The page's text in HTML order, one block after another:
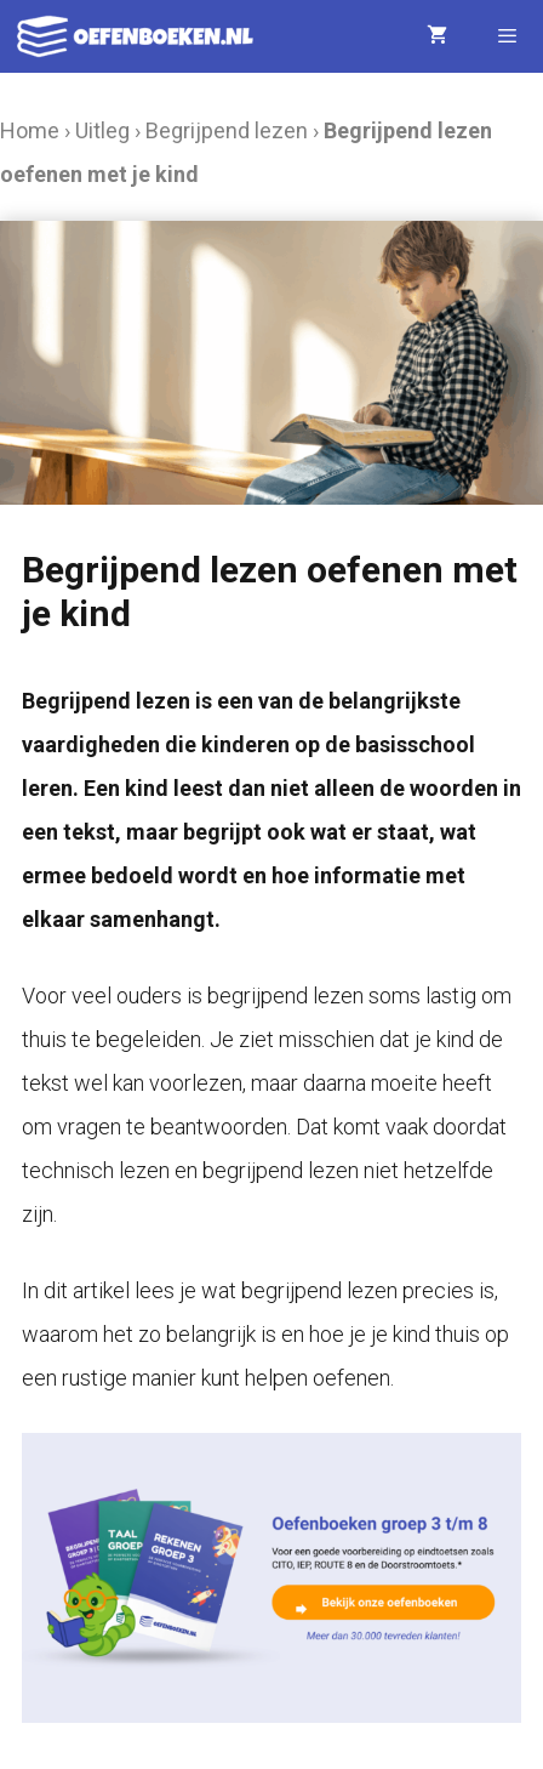
Ga
naar
Home › Uitleg › Begrijpend lezen › Begrijpend lezen
oefenen met je kind
Begrijpend lezen oefenen met
je kind
Begrijpend lezen is een van de belangrijkste
vaardigheden die kinderen op de basisschool
leren. Een kind leest dan niet alleen de woorden in
een tekst, maar begrijpt ook wat er staat, wat
ermee bedoeld wordt en hoe informatie met
elkaar samenhangt.
Voor veel ouders is begrijpend lezen soms lastig om
thuis te begeleiden. Je ziet misschien dat je kind de
tekst wel kan voorlezen, maar daarna moeite heeft
om vragen te beantwoorden. Dat komt vaak doordat
technisch lezen en begrijpend lezen niet hetzelfde
zijn.
In dit artikel lees je wat begrijpend lezen precies is,
waarom het zo belangrijk is en hoe je je kind thuis op
een rustige manier kunt helpen oefenen.